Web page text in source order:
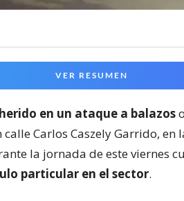
VER RESUMEN
en un ataque a balazos
calle Carlos Caszely Garrido, en
la jornada de este viernes
particular en el sector.